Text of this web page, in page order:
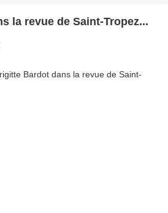
la revue de Saint-Tropez...